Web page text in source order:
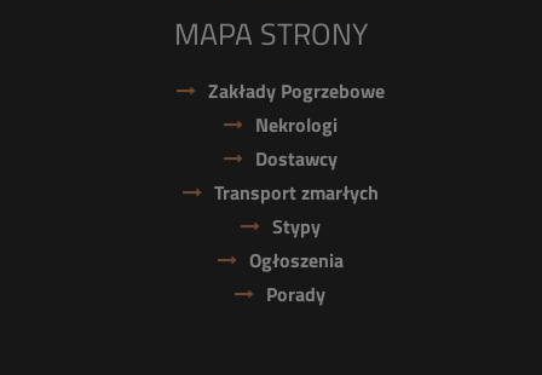
MAPA STRONY
Zakłady Pogrzebowe
Nekrologi
Dostawcy
Transport zmarłych
Stypy
Ogłoszenia
Porady